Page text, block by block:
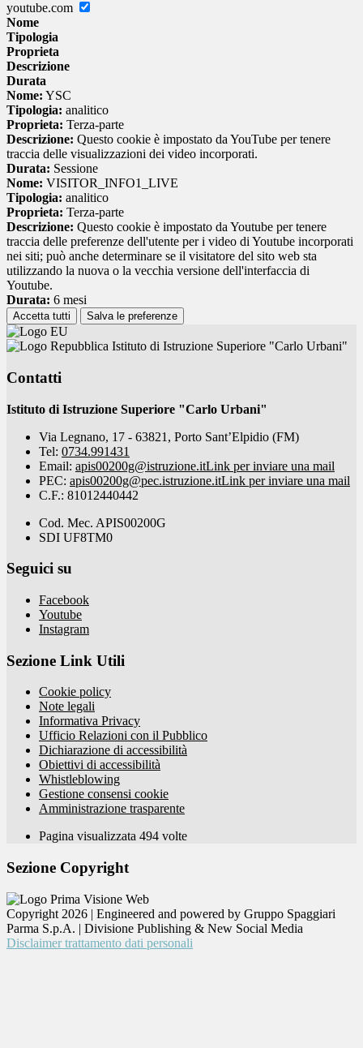
youtube.com
Nome
Tipologia
Proprieta
Descrizione
Durata
Nome: YSC
Tipologia: analitico
Proprieta: Terza-parte
Descrizione: Questo cookie è impostato da YouTube per tenere
traccia delle visualizzazioni dei video incorporati.
Durata: Sessione
Nome: VISITOR_INFO1_LIVE
Tipologia: analitico
Proprieta: Terza-parte
Descrizione: Questo cookie è impostato da Youtube per tenere
traccia delle preferenze dell'utente per i video di Youtube incorporati
nei siti; può anche determinare se il visitatore del sito web sta
utilizzando la nuova o la vecchia versione dell'interfaccia di
Youtube.
Durata: 6 mesi
Accetta tutti Salva le preferenze
Istituto di Istruzione Superiore "Carlo Urbani"
Contatti
Istituto di Istruzione Superiore "Carlo Urbani"
Via Legnano, 17 - 63821, Porto Sant’Elpidio (FM)
Tel: 0734.991431
Email: apis00200g@istruzione.itLink per inviare una mail
PEC: apis00200g@pec.istruzione.itLink per inviare una mail
C.F.: 81012440442
Cod. Mec. APIS00200G
SDI UF8TM0
Seguici su
Facebook
Youtube
Instagram
Sezione Link Utili
Cookie policy
Note legali
Informativa Privacy
Ufficio Relazioni con il Pubblico
Dichiarazione di accessibilità
Obiettivi di accessibilità
Whistleblowing
Gestione consensi cookie
Amministrazione trasparente
Pagina visualizzata 494 volte
Sezione Copyright
Copyright 2026 | Engineered and powered by Gruppo Spaggiari
Parma S.p.A. | Divisione Publishing & New Social Media
Disclaimer trattamento dati personali